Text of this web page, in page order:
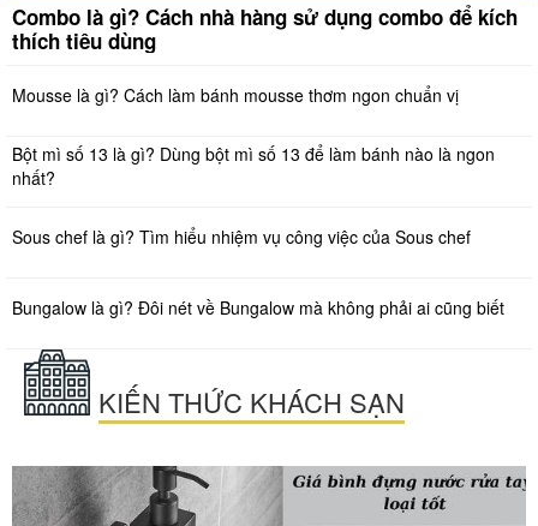
Combo là gì? Cách nhà hàng sử dụng combo để kích
thích tiêu dùng
Mousse là gì? Cách làm bánh mousse thơm ngon chuẩn vị
Bột mì số 13 là gì? Dùng bột mì số 13 để làm bánh nào là ngon
nhất?
Sous chef là gì? Tìm hiểu nhiệm vụ công việc của Sous chef
Bungalow là gì? Đôi nét về Bungalow mà không phải ai cũng biết
KIẾN THỨC KHÁCH SẠN